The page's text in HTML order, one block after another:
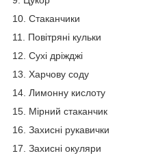
10. Стаканчики
11. Повітряні кульки
12. Сухі дріжджі
13. Харчову соду
14. Лимонну кислоту
15. Мірний стаканчик
16. Захисні рукавички
17. Захисні окуляри